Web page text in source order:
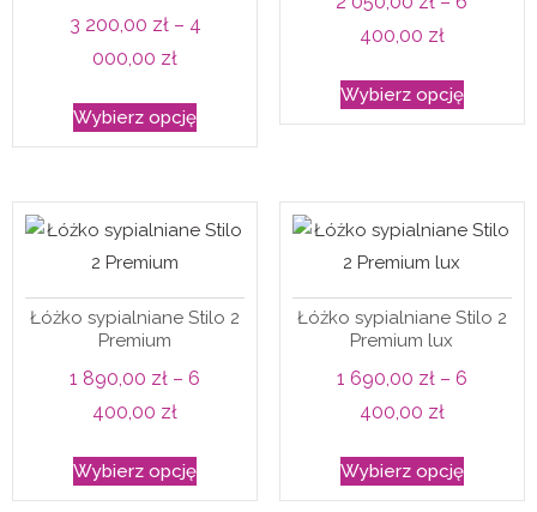
stronie
stronie
3 200,00 zł – 4
000,00 złZakres
od
do
4
000,00 zł
Wybierz opcję
Ten
produkt
wiele
wariantów.
można
wybrać
stronie
400,00 złZakres
od
do
6
400,00 zł
Wybierz opcję
Ten
produkt
Opcje
wybrać
stronie
Łóżko sypialniane Stilo 2
Premium
1 890,00 zł – 6
400,00 złZakres
od
Wybierz opcję
Ten
produkt
Łóżko sypialniane Stilo 2
Premium lux
1 690,00 zł – 6
400,00 złZakres
od
Wybierz opcję
Ten
produkt